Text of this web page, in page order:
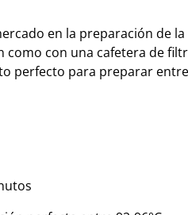
en la preparación de
como con una cafetera de
perfecto para preparar